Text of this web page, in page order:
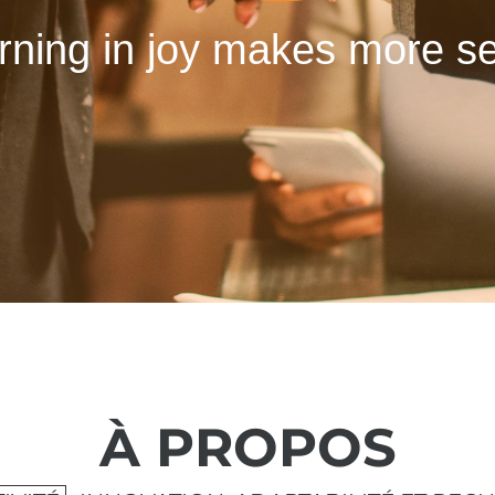
in joy makes more
À PROPOS